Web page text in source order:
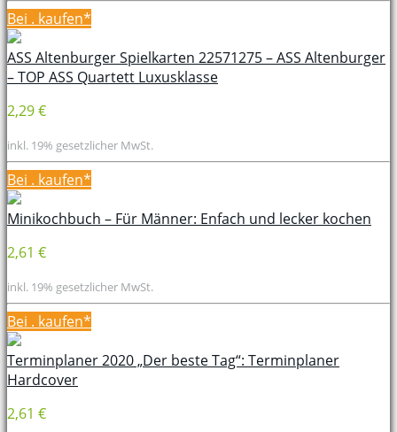
Bei . kaufen*
ASS Altenburger Spielkarten 22571275 – ASS Altenburger
– TOP ASS Quartett Luxusklasse
2,29 €
inkl. 19% gesetzlicher MwSt.
Bei . kaufen*
Minikochbuch – Für Männer: Enfach und lecker kochen
2,61 €
inkl. 19% gesetzlicher MwSt.
Bei . kaufen*
Terminplaner 2020 „Der beste Tag“: Terminplaner
Hardcover
2,61 €